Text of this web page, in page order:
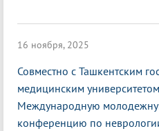
16 ноября, 2025
Совместно с Ташкентским
медицинским
Международную
конференцию по